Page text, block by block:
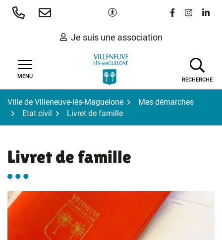
Aller
Paramètres d'accessibilité
Lien vers le
Lien vers
Lien
Je suis une association
MENU
RECHERCHE
Ville de Villeneuve-lès-Maguelone
Mes démarches
Etat civil
Livret de famille
Livret de famille